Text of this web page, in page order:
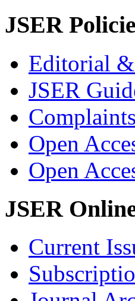
JSER
Editorial
JSER
Open
Open
JSER
Current